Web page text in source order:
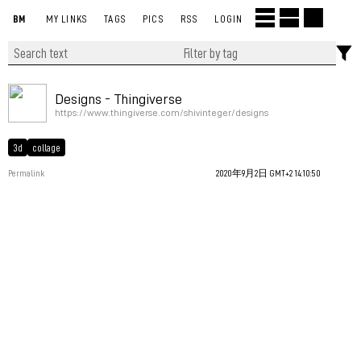
BM MY LINKS TAGS PICS RSS LOGIN
Designs - Thingiverse
https://www.thingiverse.com/shivinteger/designs
3d collage
Permalink 2020年9月2日 GMT+2 14:10:50